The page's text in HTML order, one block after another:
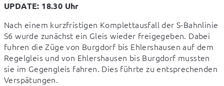
UPDATE: 18.30 Uhr
Nach einem kurzfristigen Komplettausfall der S-Bahnlinie
S6 wurde zunächst ein Gleis wieder freigegeben. Dabei
fuhren die Züge von Burgdorf bis Ehlershausen auf dem
Regelgleis und von Ehlershausen bis Burgdorf mussten
sie im Gegengleis fahren. Dies führte zu entsprechenden
Verspätungen.